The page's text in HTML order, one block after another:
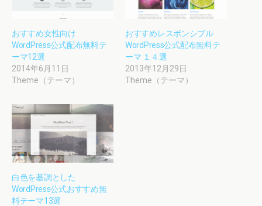
おすすめ女性向け
WordPress公式配布無料テ
ーマ12選
2014年6月11日
Theme（テーマ）
おすすめレスポンシブル
WordPress公式配布無料テ
ーマ １４選
2013年12月29日
Theme（テーマ）
白色を基調とした
WordPress公式おすすめ無
料テーマ13選